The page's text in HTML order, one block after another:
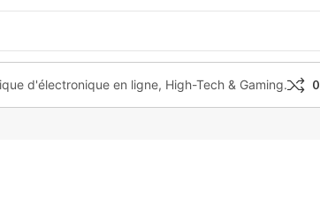
d'électronique en ligne, High-Tech & Gaming. 0
B1 B1400CEAE-EK4046R I5-1135G7 8GB/512GB 14 “